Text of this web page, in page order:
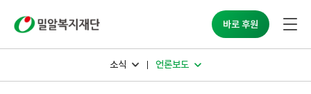
바로 후원
소식 언론보도